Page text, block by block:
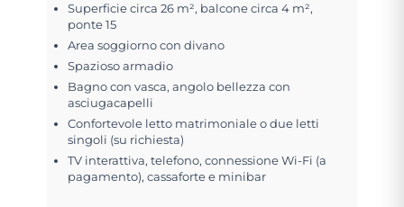
Superficie circa 26 m², balcone circa 4 m²,
ponte 15
Area soggiorno con divano
Spazioso armadio
Bagno con vasca, angolo bellezza con
asciugacapelli
Confortevole letto matrimoniale o due letti
singoli (su richiesta)
TV interattiva, telefono, connessione Wi-Fi (a
pagamento), cassaforte e minibar